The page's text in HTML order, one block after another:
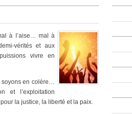
à l’aise… mal à
vérités et aux
vivre en
soyons en colère…
et l’exploitation
la justice, la liberté et la paix.